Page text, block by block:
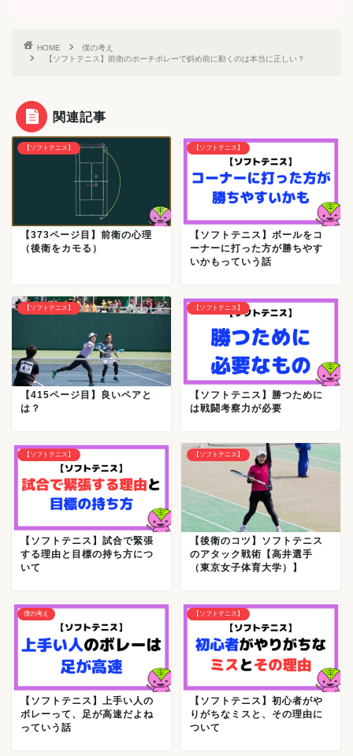
HOME
僕の考え
【ソフトテニス】前衛のポーチボレーで斜め前に動くのは本当に正しい？
関連記事
【ソフトテニス】
【373ページ目】前衛の心理
（後衛をカモる）
【ソフトテニス】
【ソフトテニス】ボールをコ
ーナーに打った方が勝ちやす
いかもっていう話
【ソフトテニス】
【415ページ目】良いペアと
は？
【ソフトテニス】
【ソフトテニス】勝つために
は戦闘考察力が必要
【ソフトテニス】
【ソフトテニス】試合で緊張
する理由と目標の持ち方につ
いて
【ソフトテニス】
【後衛のコツ】ソフトテニス
のアタック戦術【高井選手
（東京女子体育大学）】
僕の考え
【ソフトテニス】上手い人の
ボレーって、足が高速だよね
っていう話
【ソフトテニス】
【ソフトテニス】初心者がや
りがちなミスと、その理由に
ついて